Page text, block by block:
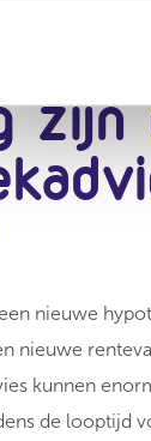
met
nieuwe
nieuwe
kunnen
de looptijd